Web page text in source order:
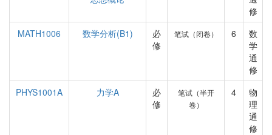
修
MATH1006
数学分析(B1)
必
修
笔试（闭卷） 6
数
学
通
修
PHYS1001A
力学A
必
修
笔试（半开
卷）
4
物
理
通
修